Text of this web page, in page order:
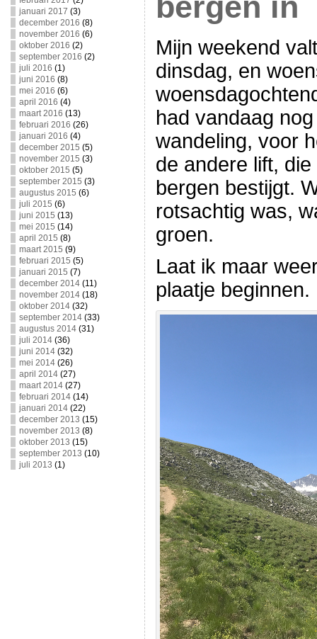
januari 2017 (3)
december 2016 (8)
november 2016 (6)
oktober 2016 (2)
september 2016 (2)
juli 2016 (1)
juni 2016 (8)
mei 2016 (6)
april 2016 (4)
maart 2016 (13)
februari 2016 (26)
januari 2016 (4)
december 2015 (5)
november 2015 (3)
oktober 2015 (5)
september 2015 (3)
augustus 2015 (6)
juli 2015 (6)
juni 2015 (13)
mei 2015 (14)
april 2015 (8)
maart 2015 (9)
februari 2015 (5)
januari 2015 (7)
december 2014(11)
november 2014(18)
oktober 2014(32)
september 2014(33)
augustus 2014(31)
juli 2014(36)
juni 2014(32)
mei 2014(26)
april 2014(27)
maart 2014(27)
februari 2014(14)
januari 2014(22)
december 2013 (15)
november 2013 (8)
oktober 2013 (15)
september 2013 (10)
juli 2013 (1)
Mijn weekend
dinsdag, en
had vandaag
wandeling, voor
de andere lift,
bergen bestijgt.
rotsachtig was,
groen.
Laat ik maar
plaatje beginnen.